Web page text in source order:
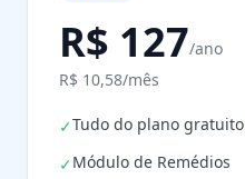
R$ 127/ano
R$ 10,58/mês
✓Tudo do plano gratuito
✓Módulo de Remédios